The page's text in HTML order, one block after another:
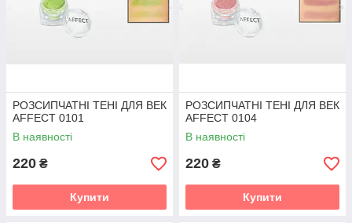
РОЗСИПЧАТНІ ТЕНІ ДЛЯ ВЕК
AFFECT 0101
В наявності
220 ₴
Купити
РОЗСИПЧАТНІ ТЕНІ ДЛЯ ВЕК
AFFECT 0104
В наявності
220 ₴
Купити